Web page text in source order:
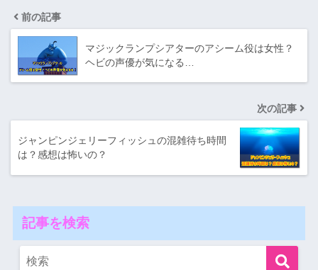
前の記事
マジックランプシアターのアシーム役は女性？
ヘビの声優が気になる…
次の記事
ジャンピンジェリーフィッシュの混雑待ち時間
は？感想は怖いの？
記事を検索